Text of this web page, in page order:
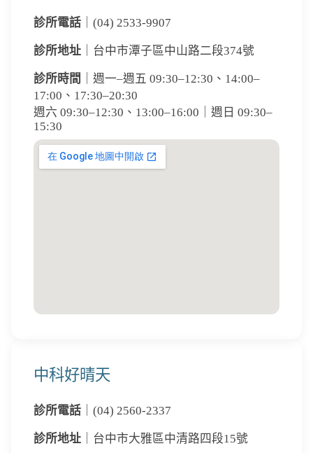
診所電話 ｜(04) 2533-9907
診所地址 ｜台中市潭子區中山路二段374號
診所時間
｜週一–週五 09:30–12:30、14:00–
17:00、17:30–20:30
週六 09:30–12:30、13:00–16:00｜週日 09:30–
15:30
中科好晴天
診所電話 ｜(04) 2560-2337
診所地址 ｜台中市大雅區中清路四段15號